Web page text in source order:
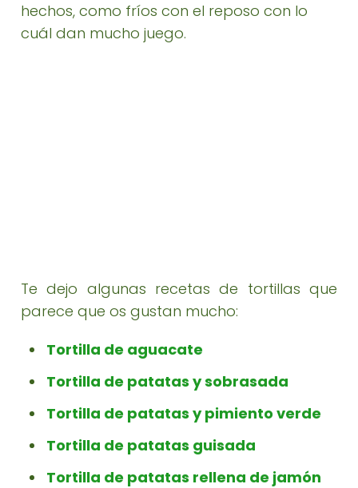
hechos, como fríos con el reposo con lo
cuál dan mucho juego.
Te dejo algunas recetas de tortillas que
parece que os gustan mucho:
Tortilla de aguacate
Tortilla de patatas y sobrasada
Tortilla de patatas y pimiento verde
Tortilla de patatas guisada
Tortilla de patatas rellena de jamón